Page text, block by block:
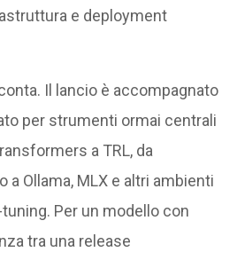
e deployment
Il lancio è accompagnato
per strumenti ormai centrali
a TRL, da
a Ollama, MLX e altri ambienti
Per un modello con
tra una release